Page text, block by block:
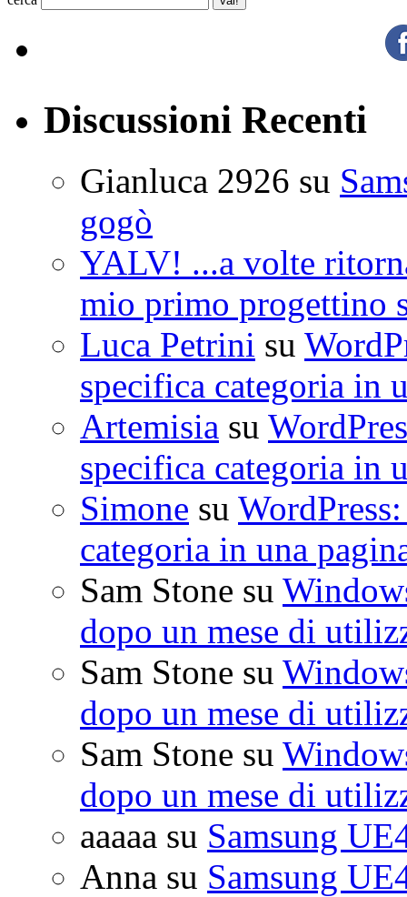
Discussioni Recenti
Gianluca 2926 su
gogò
YALV! ...a volte
mio primo progettino
Luca Petrini su
specifica categoria in
Artemisia su
specifica categoria in
Simone su
categoria in una
Sam Stone su
dopo un mese di
Sam Stone su
dopo un mese di
Sam Stone su
dopo un mese di
aaaaa su Samsung
Anna su Samsung